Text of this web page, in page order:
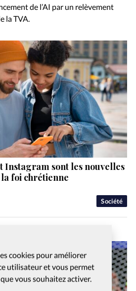
cookies pour améliorer
utilisateur et vous permet
vous souhaitez activer.
de l’AI par un relèvement
la TVA.
Société
Instagram sont les nouvelles
foi chrétienne